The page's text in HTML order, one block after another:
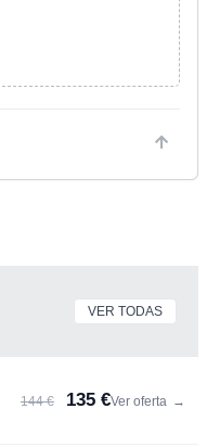
VER TODAS
144 € 135 €Ver oferta →